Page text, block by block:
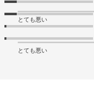
とても悪い
とても悪い